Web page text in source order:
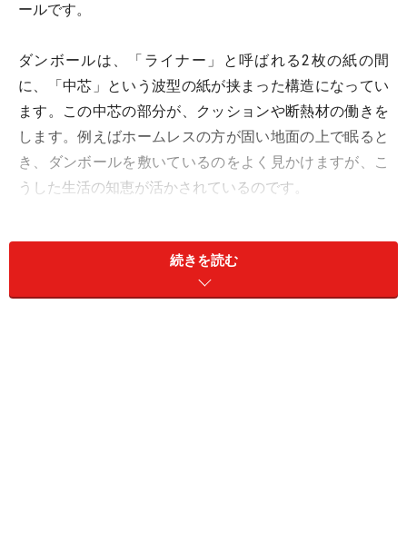
ールです。
ダンボールは、「ライナー」と呼ばれる2枚の紙の間
に、「中芯」という波型の紙が挟まった構造になってい
ます。この中芯の部分が、クッションや断熱材の働きを
します。例えばホームレスの方が固い地面の上で眠ると
き、ダンボールを敷いているのをよく見かけますが、こ
うした生活の知恵が活かされているのです。
避難所で眠るときに特に重要なのは断熱性。冬に掛け布
団を何枚重ねても背筋が寒いことがありますが、これは
下から冷えが入ってくるからです。眠っているときの体
続きを読む